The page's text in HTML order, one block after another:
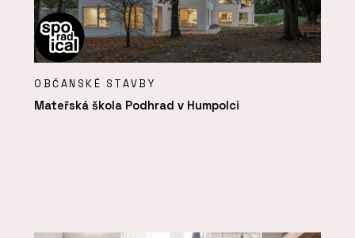
OBČANSKÉ STAVBY
Mateřská škola Podhrad v Humpolci